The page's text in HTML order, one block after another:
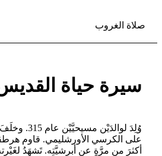
صلاة الغروب
سيرة حياة
وُلِدَ لوالدَيْن
على الكرسي الأورشليمي. قاوم
أكثرَ من مرَّةٍ عن أبرشيَّتِه. تَشهَدُ